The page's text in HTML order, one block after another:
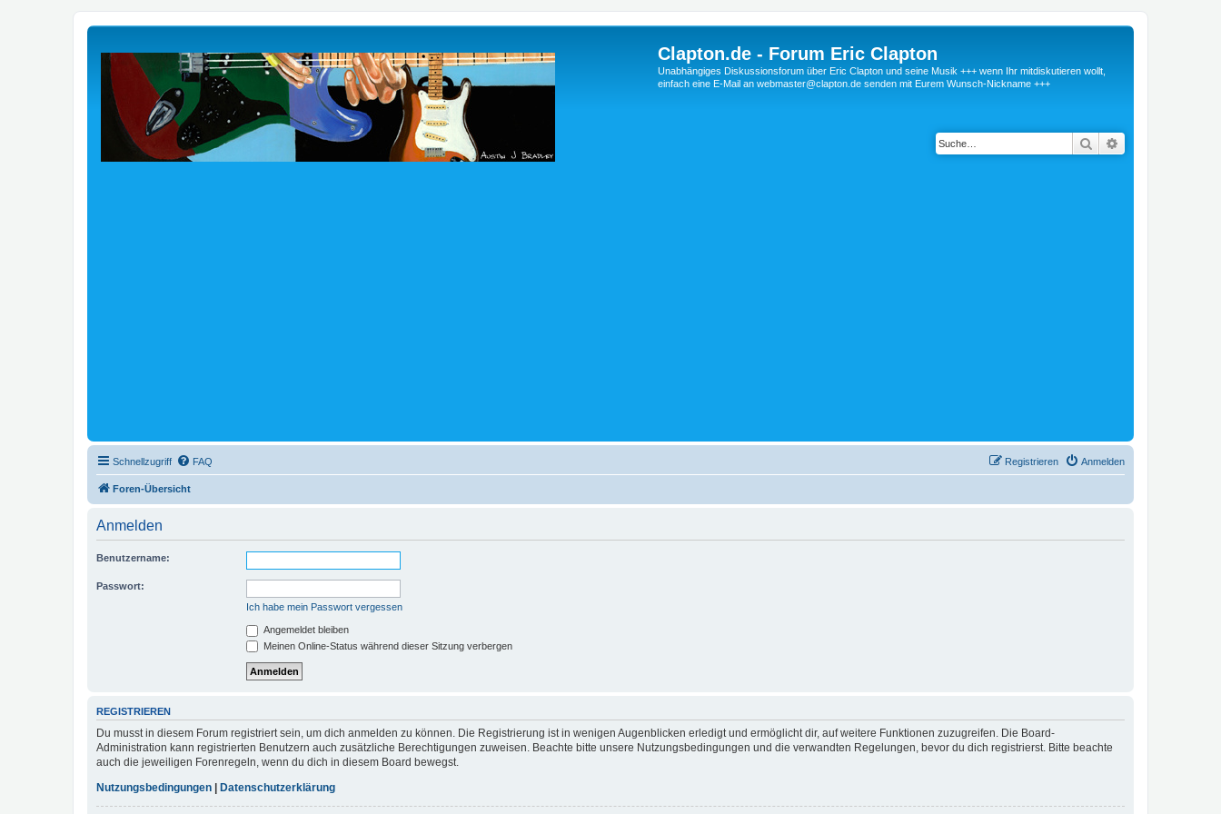
Clapton.de - Forum Eric Clapton
Unabhängiges Diskussionsforum über Eric Clapton und seine Musik +++ wenn Ihr mitdiskutieren wollt,
einfach eine E-Mail an webmaster@clapton.de senden mit Eurem Wunsch-Nickname +++
Suche
Schnellzugriff FAQ Anmelden
Registrieren
Foren-Übersicht
Anmelden
Benutzername:
Passwort:
Ich habe mein Passwort vergessen
Angemeldet bleiben
Meinen Online-Status während dieser Sitzung verbergen
REGISTRIEREN
Du musst in diesem Forum registriert sein, um dich anmelden zu können. Die Registrierung ist in wenigen Augenblicken erledigt und ermöglicht dir, auf weitere Funktionen zuzugreifen. Die Board-
Administration kann registrierten Benutzern auch zusätzliche Berechtigungen zuweisen. Beachte bitte unsere Nutzungsbedingungen und die verwandten Regelungen, bevor du dich registrierst. Bitte beachte
auch die jeweiligen Forenregeln, wenn du dich in diesem Board bewegst.
Nutzungsbedingungen | Datenschutzerklärung